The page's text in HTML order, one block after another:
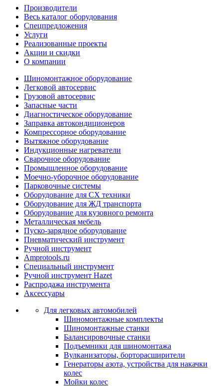
Производители
Весь каталог оборудования
Спецпредложения
Услуги
Реализованные проекты
Акции и скидки
О компании
Шиномонтажное оборудование
Легковой автосервис
Грузовой автосервис
Запасные части
Диагностическое оборудование
Заправка автокондиционеров
Компрессорное оборудование
Вытяжное оборудование
Индукционные нагреватели
Сварочное оборудование
Промышленное оборудование
Моечно-уборочное оборудование
Парковочные системы
Оборудование для СХ техники
Оборудование для ЖД транспорта
Оборудование для кузовного ремонта
Металлическая мебель
Пуско-зарядное оборудование
Пневматический инструмент
Ручной инструмент
Amprotools.ru
Специальный инструмент
Ручной инструмент Hazet
Распродажа инструмента
Аксессуары
Для легковых автомобилей
Шиномонтажные комплекты
Шиномонтажные станки
Балансировочные станки
Подъемники для шиномонтажа
Вулканизаторы, борторасширители
Генераторы азота, устройства для накачки
колес
Мойки колес